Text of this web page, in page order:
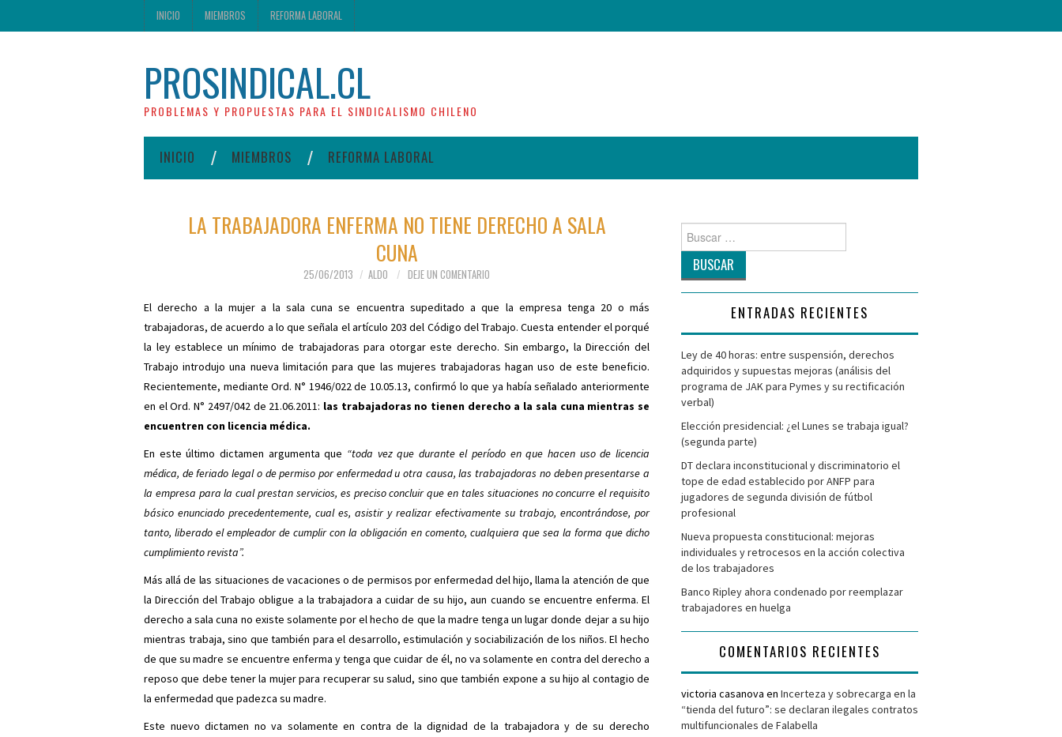
INICIO MIEMBROS REFORMA LABORAL
PROSINDICAL.CL
PROBLEMAS Y PROPUESTAS PARA EL SINDICALISMO CHILENO
INICIO MIEMBROS REFORMA LABORAL
LA TRABAJADORA ENFERMA NO TIENE DERECHO A SALA
CUNA
25/06/2013 ALDO DEJE UN COMENTARIO
El derecho a la mujer a la sala cuna se encuentra supeditado a que la empresa tenga 20 o más
trabajadoras, de acuerdo a lo que señala el artículo 203 del Código del Trabajo. Cuesta entender el porqué
la ley establece un mínimo de trabajadoras para otorgar este derecho. Sin embargo, la Dirección del
Trabajo introdujo una nueva limitación para que las mujeres trabajadoras hagan uso de este beneficio.
Recientemente, mediante Ord. N° 1946/022 de 10.05.13, confirmó lo que ya había señalado anteriormente
en el Ord. N° 2497/042 de 21.06.2011: las trabajadoras no tienen derecho a la sala cuna mientras se
encuentren con licencia médica.
En este último dictamen argumenta que “toda vez que durante el período en que hacen uso de licencia
médica, de feriado legal o de permiso por enfermedad u otra causa, las trabajadoras no deben presentarse a
la empresa para la cual prestan servicios, es preciso concluir que en tales situaciones no concurre el requisito
básico enunciado precedentemente, cual es, asistir y realizar efectivamente su trabajo, encontrándose, por
tanto, liberado el empleador de cumplir con la obligación en comento, cualquiera que sea la forma que dicho
cumplimiento revista”.
Más allá de las situaciones de vacaciones o de permisos por enfermedad del hijo, llama la atención de que
la Dirección del Trabajo obligue a la trabajadora a cuidar de su hijo, aun cuando se encuentre enferma. El
derecho a sala cuna no existe solamente por el hecho de que la madre tenga un lugar donde dejar a su hijo
mientras trabaja, sino que también para el desarrollo, estimulación y sociabilización de los niños. El hecho
de que su madre se encuentre enferma y tenga que cuidar de él, no va solamente en contra del derecho a
reposo que debe tener la mujer para recuperar su salud, sino que también expone a su hijo al contagio de
la enfermedad que padezca su madre.
Este nuevo dictamen no va solamente en contra de la dignidad de la trabajadora y de su derecho
Buscar
por:
ENTRADAS RECIENTES
Ley de 40 horas: entre suspensión, derechos
adquiridos y supuestas mejoras (análisis del
programa de JAK para Pymes y su rectificación
verbal)
Elección presidencial: ¿el Lunes se trabaja igual?
(segunda parte)
DT declara inconstitucional y discriminatorio el
tope de edad establecido por ANFP para
jugadores de segunda división de fútbol
profesional
Nueva propuesta constitucional: mejoras
individuales y retrocesos en la acción colectiva
de los trabajadores
Banco Ripley ahora condenado por reemplazar
trabajadores en huelga
COMENTARIOS RECIENTES
victoria casanova en Incerteza y sobrecarga en la
“tienda del futuro”: se declaran ilegales contratos
multifuncionales de Falabella